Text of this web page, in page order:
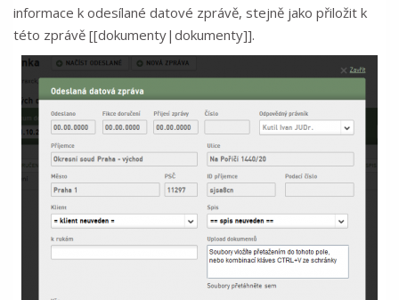
informace k odesílané datové zprávě, stejně jako přiložit k
této zprávě [[dokumenty|dokumenty]].